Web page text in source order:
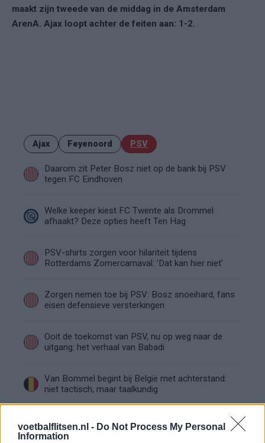
voetbalflitsen.nl - Do Not Process My Personal
Information
maakt zijn tweede van de middag in de Amsterdam
ArenA. Ajax loopt achter de feiten aan: 1-2.
Ajax Feyenoord PSV
Daarom zit Peter Bosz niet op de bank bij PSV
tegen FC Eindhoven
Welke keeper kiest FC Twente als Drommel
afhaakt? Deze opties heeft Ten Hag
PSV-shirts zorgen voor hilariteit tijdens
Rotterdams Zomercarnaval: 'Dat kan hier niet'
Zorgen nemen toe bij PSV: Bosz snoeihard, fans
eisen defensieve versterkingen
Ooit de toekomst van PSV, nu op weg naar de
uitgang: het verhaal van Babadi
Van Bommel begint bij België met achterstand:
niet tactisch, maar taalkundig
Transferclausule Joey Veerman uitgelegd: voor
dit bedrag kan PSV'er vertrekken